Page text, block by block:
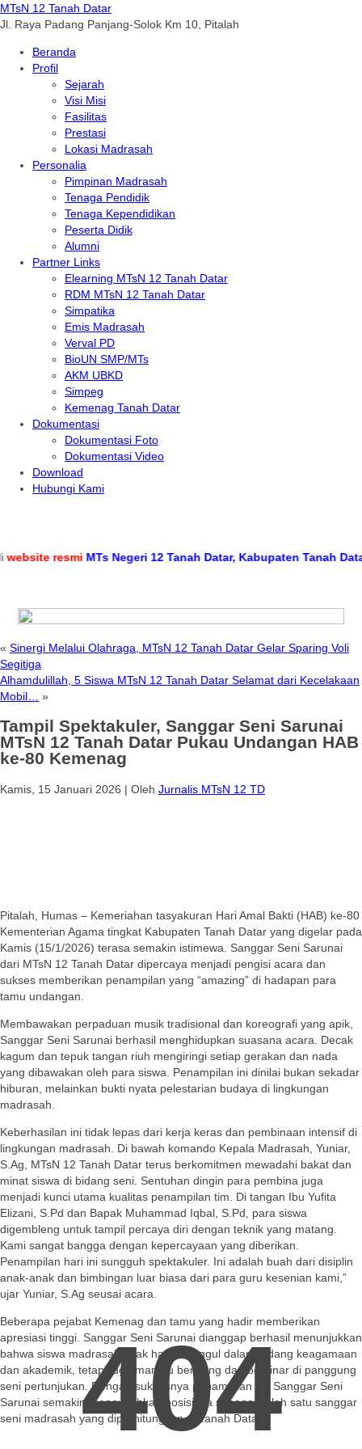
MTsN 12 Tanah Datar
Jl. Raya Padang Panjang-Solok Km 10, Pitalah
Beranda
Profil
Sejarah
Visi Misi
Fasilitas
Prestasi
Lokasi Madrasah
Personalia
Pimpinan Madrasah
Tenaga Pendidik
Tenaga Kependidikan
Peserta Didik
Alumni
Partner Links
Elearning MTsN 12 Tanah Datar
RDM MTsN 12 Tanah Datar
Simpatika
Emis Madrasah
Verval PD
BioUN SMP/MTs
AKM UBKD
Simpeg
Kemenag Tanah Datar
Dokumentasi
Dokumentasi Foto
Dokumentasi Video
Download
Hubungi Kami
resmi MTs Negeri 12 Tanah Datar, Kabupaten Tanah Datar,
« Sinergi Melalui Olahraga, MTsN 12 Tanah Datar Gelar Sparing Voli
Segitiga
Alhamdulillah, 5 Siswa MTsN 12 Tanah Datar Selamat dari Kecelakaan
Mobil…
»
Tampil Spektakuler, Sanggar Seni Sarunai
MTsN 12 Tanah Datar Pukau Undangan HAB
ke-80 Kemenag
Kamis, 15 Januari 2026 | Oleh Jurnalis MTsN 12 TD
Pitalah, Humas – Kemeriahan tasyakuran Hari Amal Bakti (HAB) ke-80
Kementerian Agama tingkat Kabupaten Tanah Datar yang digelar pada
Kamis (15/1/2026) terasa semakin istimewa. Sanggar Seni Sarunai
dari MTsN 12 Tanah Datar dipercaya menjadi pengisi acara dan
sukses memberikan penampilan yang “amazing” di hadapan para
tamu undangan.
Membawakan perpaduan musik tradisional dan koreografi yang apik,
Sanggar Seni Sarunai berhasil menghidupkan suasana acara. Decak
kagum dan tepuk tangan riuh mengiringi setiap gerakan dan nada
yang dibawakan oleh para siswa. Penampilan ini dinilai bukan sekadar
hiburan, melainkan bukti nyata pelestarian budaya di lingkungan
madrasah.
Keberhasilan ini tidak lepas dari kerja keras dan pembinaan intensif di
lingkungan madrasah. Di bawah komando Kepala Madrasah, Yuniar,
S.Ag, MTsN 12 Tanah Datar terus berkomitmen mewadahi bakat dan
minat siswa di bidang seni. Sentuhan dingin para pembina juga
menjadi kunci utama kualitas penampilan tim. Di tangan Ibu Yufita
Elizani, S.Pd dan Bapak Muhammad Iqbal, S.Pd, para siswa
digembleng untuk tampil percaya diri dengan teknik yang matang.
Kami sangat bangga dengan kepercayaan yang diberikan.
Penampilan hari ini sungguh spektakuler. Ini adalah buah dari disiplin
anak-anak dan bimbingan luar biasa dari para guru kesenian kami,”
ujar Yuniar, S.Ag seusai acara.
Beberapa pejabat Kemenag dan tamu yang hadir memberikan
apresiasi tinggi. Sanggar Seni Sarunai dianggap berhasil menunjukkan
bahwa siswa madrasah tidak hanya unggul dalam bidang keagamaan
dan akademik, tetapi juga mampu bersaing dan bersinar di panggung
seni pertunjukan. Dengan suksesnya penampilan ini, Sanggar Seni
Sarunai semakin mengukuhkan posisinya sebagai salah satu sanggar
seni madrasah yang diperhitungkan di Tanah Datar.
404